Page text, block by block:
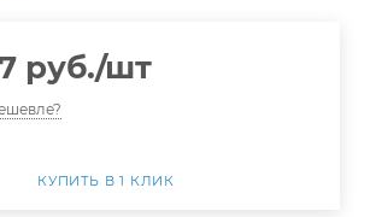
руб./шт
КУПИТЬ В 1 КЛИК